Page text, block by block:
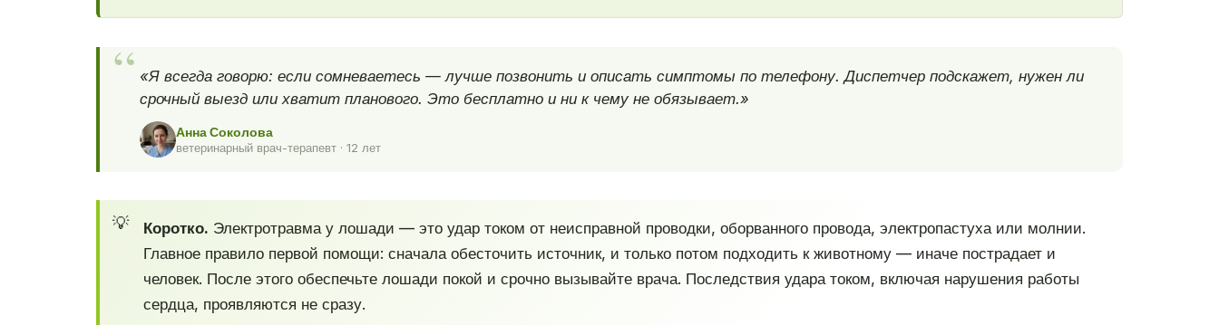
«Я всегда говорю: если сомневаетесь — лучше позвонить и описать симптомы по телефону. Диспетчер подскажет, нужен ли
срочный выезд или хватит планового. Это бесплатно и ни к чему не обязывает.»
Анна Соколова
ветеринарный врач-терапевт · 12 лет
Коротко. Электротравма у лошади — это удар током от неисправной проводки, оборванного провода, электропастуха или молнии.
Главное правило первой помощи: сначала обесточить источник, и только потом подходить к животному — иначе пострадает и
человек. После этого обеспечьте лошади покой и срочно вызывайте врача. Последствия удара током, включая нарушения работы
сердца, проявляются не сразу.